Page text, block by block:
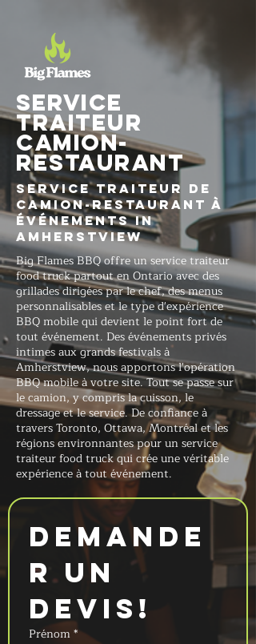
Service
traiteur
CAMION-
RESTAURANT
Service traiteur de
camion-restaurant à
Événements in
Amherstview
Big Flames BBQ offre un service traiteur
food truck partout en Ontario avec des
grillades dirigées par le chef, des menus
personnalisables et le type d'expérience
BBQ mobile qui devient le point fort de
tout événement. Des événements privés
intimes aux grands festivals à
Amherstview, nous apportons l'opération
BBQ mobile à votre site. Tout se passe sur
le camion, y compris la cuisson, le
dressage et le service. De confiance à
travers Toronto, Ottawa, Montréal et les
régions environnantes pour un service
traiteur food truck qui crée une véritable
expérience à tout événement.
Demande
r un
devis!
Prénom*